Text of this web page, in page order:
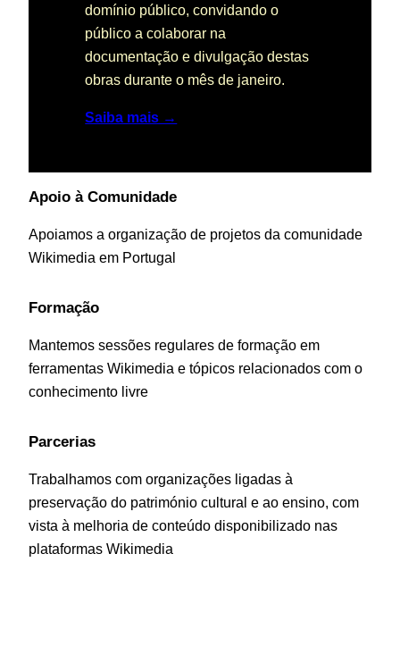
domínio público, convidando o
público a colaborar na
documentação e divulgação destas
obras durante o mês de janeiro.
Saiba mais →
Apoio à Comunidade
Apoiamos a organização de projetos da comunidade
Wikimedia em Portugal
Formação
Mantemos sessões regulares de formação em
ferramentas Wikimedia e tópicos relacionados com o
conhecimento livre
Parcerias
Trabalhamos com organizações ligadas à
preservação do património cultural e ao ensino, com
vista à melhoria de conteúdo disponibilizado nas
plataformas Wikimedia